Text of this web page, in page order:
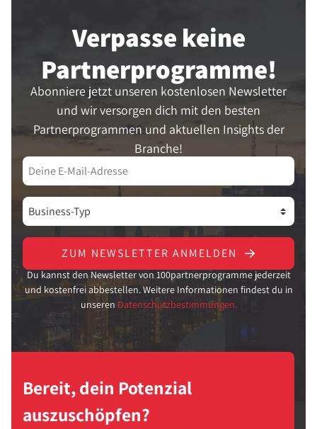
Verpasse keine
Partner­programme!
Abonniere jetzt unseren kostenlosen Newsletter
und wir versorgen dich mit den besten
Partnerprogrammen und aktuellen Insights der
Branche!
ZUM NEWSLETTER ANMELDEN
Du kannst den Newsletter von 100partnerprogramme jederzeit
und kostenfrei abbestellen. Weitere Informationen findest du in
unseren Datenschutzbestimmungen.
Bereit, dein Potenzial
auszuschöpfen?